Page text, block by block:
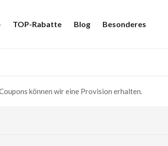
TOP-Rabatte Blog Besonderes
können wir eine Provision erhalten.